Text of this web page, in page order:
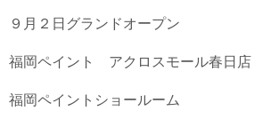
９月２日グランドオープン
福岡ペイント アクロスモール春日店
福岡ペイントショールーム